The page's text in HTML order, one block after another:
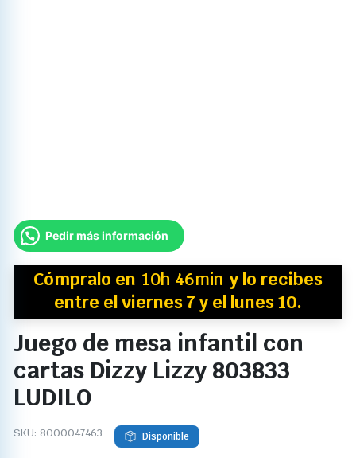
Pedir más información
Cómpralo en 10h 46min y lo recibes
entre el viernes 7 y el lunes 10.
Juego de mesa infantil con
cartas Dizzy Lizzy 803833
LUDILO
SKU: 8000047463 Disponible